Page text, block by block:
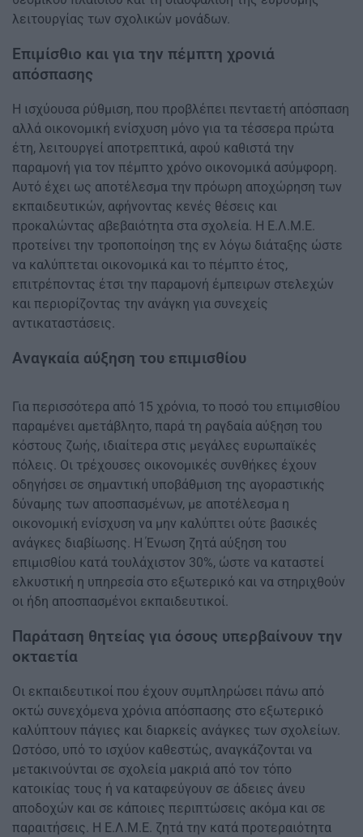
λειτουργίας των σχολικών μονάδων.
Επιμίσθιο και για την πέμπτη χρονιά
απόσπασης
Η ισχύουσα ρύθμιση, που προβλέπει πενταετή απόσπαση
αλλά οικονομική ενίσχυση μόνο για τα τέσσερα πρώτα
έτη, λειτουργεί αποτρεπτικά, αφού καθιστά την
παραμονή για τον πέμπτο χρόνο οικονομικά ασύμφορη.
Αυτό έχει ως αποτέλεσμα την πρόωρη αποχώρηση των
εκπαιδευτικών, αφήνοντας κενές θέσεις και
προκαλώντας αβεβαιότητα στα σχολεία. Η Ε.Λ.Μ.Ε.
προτείνει την τροποποίηση της εν λόγω διάταξης ώστε
να καλύπτεται οικονομικά και το πέμπτο έτος,
επιτρέποντας έτσι την παραμονή έμπειρων στελεχών
και περιορίζοντας την ανάγκη για συνεχείς
αντικαταστάσεις.
Αναγκαία αύξηση του επιμισθίου
Για περισσότερα από 15 χρόνια, το ποσό του επιμισθίου
παραμένει αμετάβλητο, παρά τη ραγδαία αύξηση του
κόστους ζωής, ιδιαίτερα στις μεγάλες ευρωπαϊκές
πόλεις. Οι τρέχουσες οικονομικές συνθήκες έχουν
οδηγήσει σε σημαντική υποβάθμιση της αγοραστικής
δύναμης των αποσπασμένων, με αποτέλεσμα η
οικονομική ενίσχυση να μην καλύπτει ούτε βασικές
ανάγκες διαβίωσης. Η Ένωση ζητά αύξηση του
επιμισθίου κατά τουλάχιστον 30%, ώστε να καταστεί
ελκυστική η υπηρεσία στο εξωτερικό και να στηριχθούν
οι ήδη αποσπασμένοι εκπαιδευτικοί.
Παράταση θητείας για όσους υπερβαίνουν την
οκταετία
Οι εκπαιδευτικοί που έχουν συμπληρώσει πάνω από
οκτώ συνεχόμενα χρόνια απόσπασης στο εξωτερικό
καλύπτουν πάγιες και διαρκείς ανάγκες των σχολείων.
Ωστόσο, υπό το ισχύον καθεστώς, αναγκάζονται να
μετακινούνται σε σχολεία μακριά από τον τόπο
κατοικίας τους ή να καταφεύγουν σε άδειες άνευ
αποδοχών και σε κάποιες περιπτώσεις ακόμα και σε
παραιτήσεις. Η Ε.Λ.Μ.Ε. ζητά την κατά προτεραιότητα